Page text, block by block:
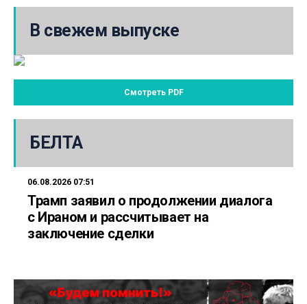
В свежем выпуске
Смотреть PDF
БЕЛТА
06.08.2026 07:51
Трамп заявил о продолжении диалога
с Ираном и рассчитывает на
заключение сделки